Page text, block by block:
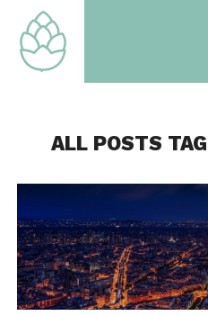
TOUT
SAVOIR
NOTRE
ALL POSTS